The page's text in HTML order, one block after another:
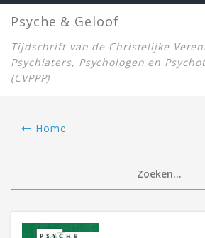
Psyche & Geloof
Tijdschrift van de Christelijke
Psychiaters, Psychologen en
(CVPPP)
Home